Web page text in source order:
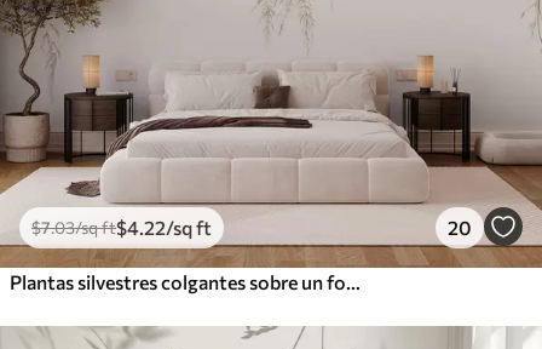
$7.03/sq ft$4 .22/sq ft 20